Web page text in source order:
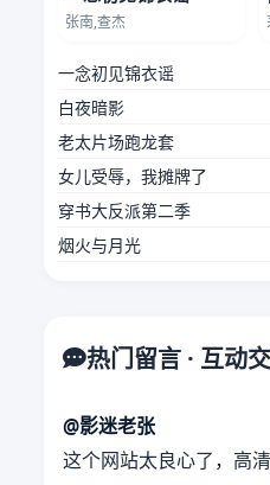
张南,查杰
一念初见锦衣谣
白夜暗影
老太片场跑龙套
女儿受辱，我摊牌了
穿书大反派第二季
烟火与月光
热门留言 · 互动
@影迷老张
这个网站太良心了，高